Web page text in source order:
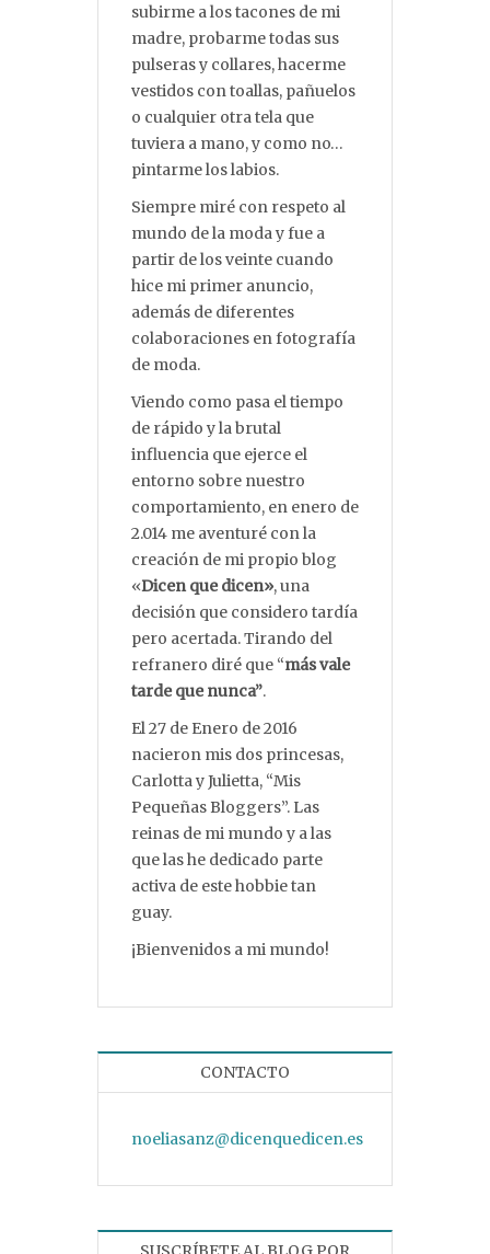
subirme a los tacones de mi
madre, probarme todas sus
pulseras y collares, hacerme
vestidos con toallas, pañuelos
o cualquier otra tela que
tuviera a mano, y como no…
pintarme los labios.
Siempre miré con respeto al
mundo de la moda y fue a
partir de los veinte cuando
hice mi primer anuncio,
además de diferentes
colaboraciones en fotografía
de moda.
Viendo como pasa el tiempo
de rápido y la brutal
influencia que ejerce el
entorno sobre nuestro
comportamiento, en enero de
2.014 me aventuré con la
creación de mi propio blog
«Dicen que dicen», una
decisión que considero tardía
pero acertada. Tirando del
refranero diré que “más vale
tarde que nunca”.
El 27 de Enero de 2016
nacieron mis dos princesas,
Carlotta y Julietta, “Mis
Pequeñas Bloggers”. Las
reinas de mi mundo y a las
que las he dedicado parte
activa de este hobbie tan
guay.
¡Bienvenidos a mi mundo!
CONTACTO
noeliasanz@dicenquedicen.es